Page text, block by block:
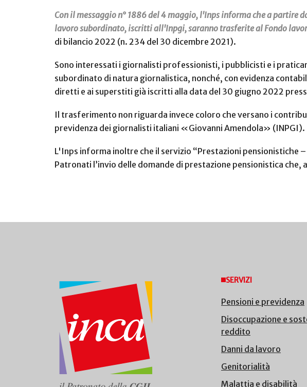
Con il messaggio n° 1886 del 4 maggio, l'Inps informa che a
lavoro subordinato, iscritti all'Inpgi, saranno trasferite al Fondo
di bilancio 2022 (n. 234 del 30 dicembre 2021).
Sono interessati i giornalisti professionisti, i pubblicisti e i
subordinato di natura giornalistica, nonché, con evidenza
diretti e ai superstiti già iscritti alla data del 30 giugno 2022
Il trasferimento non riguarda invece coloro che versano i
previdenza dei giornalisti italiani «Giovanni Amendola» (INPGI).
L'Inps informa inoltre che il servizio “Prestazioni pensionistiche
Patronati l’invio delle domande di prestazione pensionistica che,
SERVIZI
Pensioni e previdenza
Disoccupazione e
reddito
Danni da lavoro
Genitorialità
Malattia e disabilità